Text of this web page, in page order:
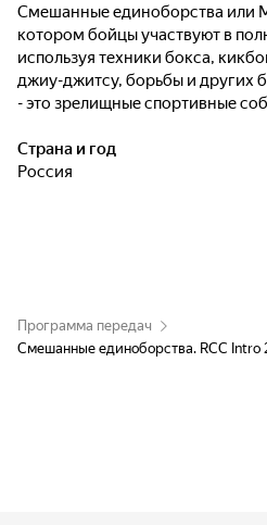
Смешанные единоборства или
котором бойцы участвуют в
используя техники бокса,
джиу-джитсу, борьбы и других
- это зрелищные спортивные
завоевал немалую популярность.
Страна и год
Россия
Программа передач
Смешанные единоборства. RCC